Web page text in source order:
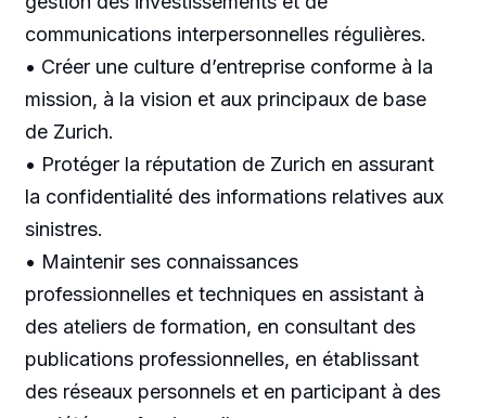
communications interpersonnelles régulières.
• Créer une culture d’entreprise conforme à la
mission, à la vision et aux principaux de base
de Zurich.
• Protéger la réputation de Zurich en assurant
la confidentialité des informations relatives aux
sinistres.
• Maintenir ses connaissances
professionnelles et techniques en assistant à
des ateliers de formation, en consultant des
publications professionnelles, en établissant
des réseaux personnels et en participant à des